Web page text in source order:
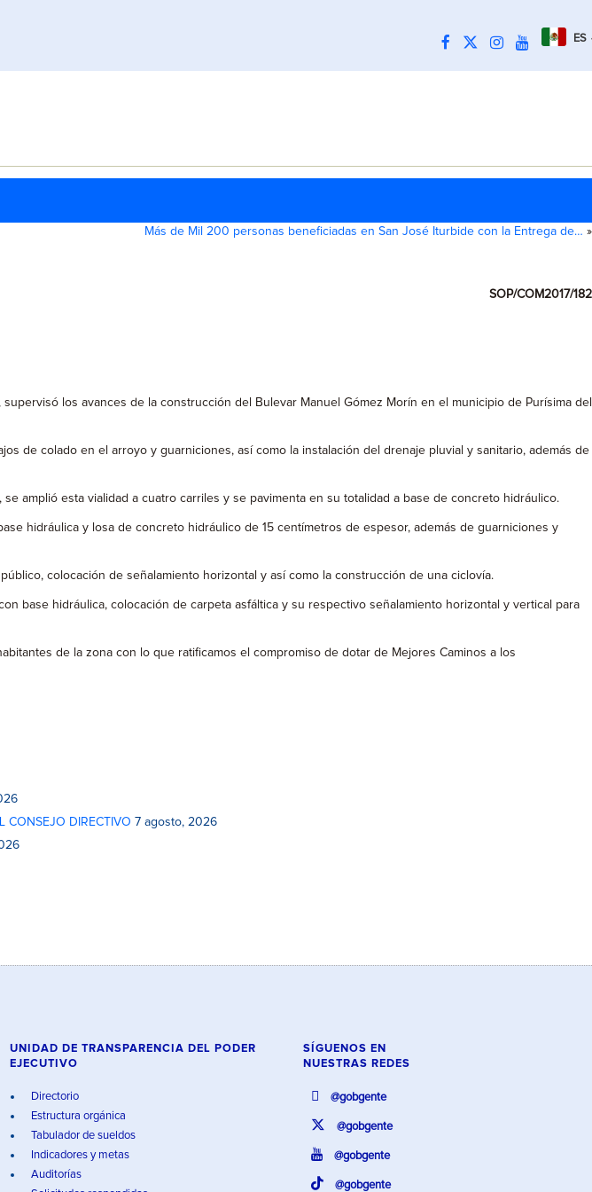
ES
Más de Mil 200 personas beneficiadas en San José Iturbide con la Entrega de… »
SOP/COM2017/182
los avances de la construcción del Bulevar Manuel Gómez Morín en el municipio de Purísima del
de colado en el arroyo y guarniciones, así como la instalación del drenaje pluvial y sanitario, además de
amplió esta vialidad a cuatro carriles y se pavimenta en su totalidad a base de concreto hidráulico.
hidráulica y losa de concreto hidráulico de 15 centímetros de espesor, además de guarniciones y
colocación de señalamiento horizontal y así como la construcción de una ciclovía.
base hidráulica, colocación de carpeta asfáltica y su respectivo señalamiento horizontal y vertical para
de la zona con lo que ratificamos el compromiso de dotar de Mejores Caminos a los
CONSEJO DIRECTIVO 7 agosto, 2026
UNIDAD DE TRANSPARENCIA DEL PODER
EJECUTIVO
Directorio
Estructura orgánica
Tabulador de sueldos
Indicadores y metas
Auditorías
SÍGUENOS EN
NUESTRAS REDES
@gobgente
@gobgente
@gobgente
@gobgente